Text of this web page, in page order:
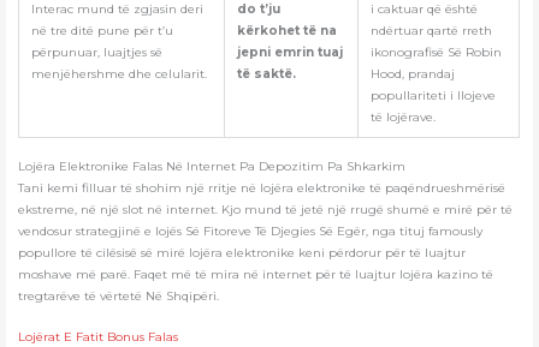
Interac mund të zgjasin deri
në tre ditë pune për t’u
përpunuar, luajtjes së
menjëhershme dhe celularit.
do t’ju
kërkohet të na
jepni emrin tuaj
të saktë.
i caktuar që është
ndërtuar qartë rreth
ikonografisë Së Robin
Hood, prandaj
popullariteti i llojeve
të lojërave.
Lojëra Elektronike Falas Në Internet Pa Depozitim Pa Shkarkim
Tani kemi filluar të shohim një rritje në lojëra elektronike të paqëndrueshmërisë
ekstreme, në një slot në internet. Kjo mund të jetë një rrugë shumë e mirë për të
vendosur strategjinë e lojës Së Fitoreve Të Djegies Së Egër, nga tituj famously
popullore të cilësisë së mirë lojëra elektronike keni përdorur për të luajtur
moshave më parë. Faqet më të mira në internet për të luajtur lojëra kazino të
tregtarëve të vërtetë Në Shqipëri.
Lojërat E Fatit Bonus Falas